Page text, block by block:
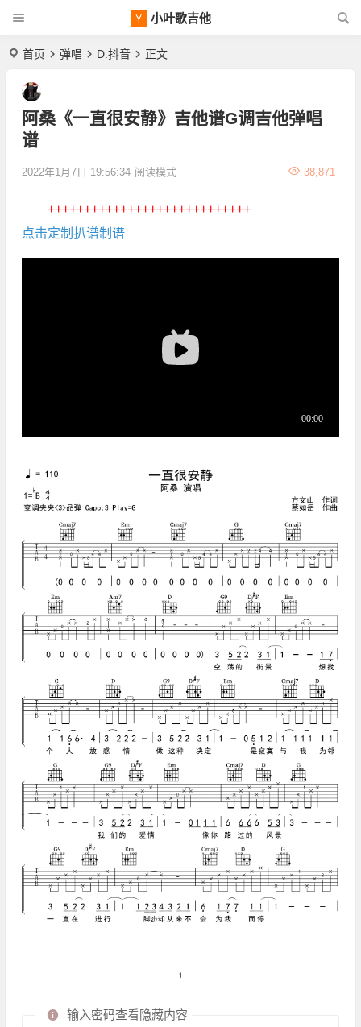
小叶歌吉他
首页 弹唱 D.抖音 正文
阿桑《一直很安静》吉他谱G调吉他弹唱
谱
2022年1月7日 19:56:34 38,871
阅读模式
++++++++++++++++++++++++++++
点击定制扒谱制谱
输入密码查看隐藏内容